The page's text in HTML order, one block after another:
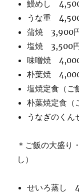
鰻めし
うな重
蒲焼 3,900
塩焼 3,500
味噌焼
朴葉焼
塩焼定食（
朴葉焼定食
うなぎのく
＊ご飯の大盛り
し）
せいろ蒸し